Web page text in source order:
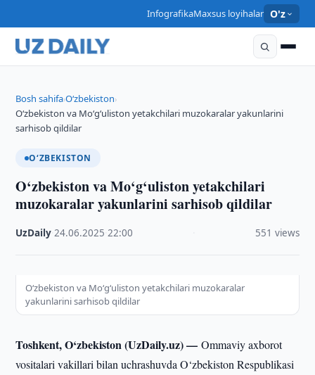
InfografikaMaxsus loyihalar O'z
Bosh sahifa›O‘zbekiston›
O‘zbekiston va Mo‘g‘uliston yetakchilari muzokaralar yakunlarini
sarhisob qildilar
O‘ZBEKISTON
O‘zbekiston va Mo‘g‘uliston yetakchilari
muzokaralar yakunlarini sarhisob qildilar
UzDaily ·24.06.2025 ·22:00 551 views
O‘zbekiston va Mo‘g‘uliston yetakchilari muzokaralar
yakunlarini sarhisob qildilar
Toshkent, O‘zbekiston (UzDaily.uz) —Ommaviy axborot
vositalari vakillari bilan uchrashuvda O‘zbekiston Respublikasi